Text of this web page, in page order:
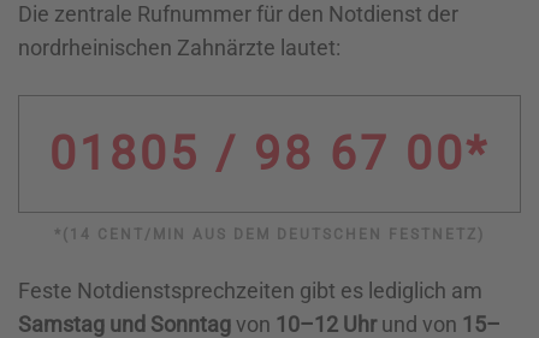
Die zentrale Rufnummer für den Notdienst der
nordrheinischen Zahnärzte lautet:
01805 / 98 67 00*
*(14 CENT/MIN AUS DEM DEUTSCHEN FESTNETZ)
Feste Notdienstsprechzeiten gibt es lediglich am
Samstag und Sonntagvon 10–12 Uhrund von 15–